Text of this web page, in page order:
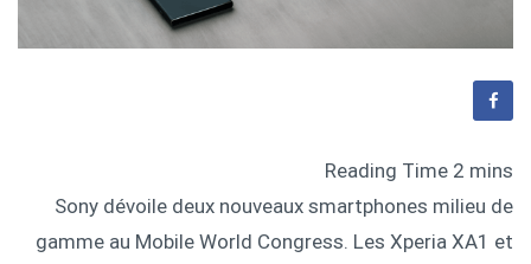
Sony dévoile deux nouveaux smartphones milieu de
gamme au Mobile World Congress. Les Xperia XA1 et